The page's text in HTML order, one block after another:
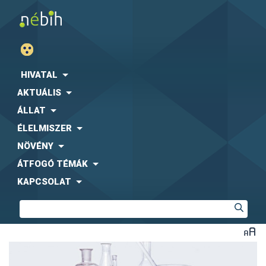
HIVATAL
AKTUÁLIS
ÁLLAT
ÉLELMISZER
NÖVÉNY
ÁTFOGÓ TÉMÁK
KAPCSOLAT